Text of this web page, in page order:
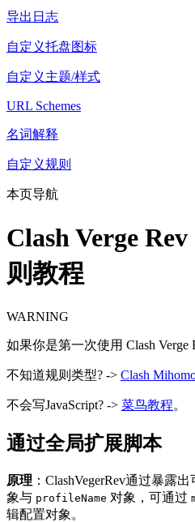
导出日志
自定义托盘图标
自定义主题/样式
URL Schemes
名词解释
自定义规则
本页导航
Clash Verge
则教程
WARNING
如果你是第一次使用 Clash Verge
不知道规则类型? -> Clash
不会写JavaScript? -> 菜鸟教程。
通过全局扩展脚本
原理 ：ClashVegerRev通过暴露
象与 profileName 对象，可通过
辑配置对象。